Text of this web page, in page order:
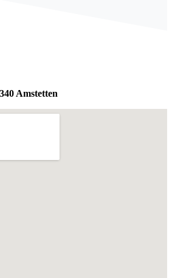
Amstetten